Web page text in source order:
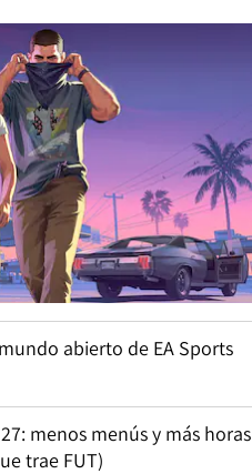
abierto de EA Sports
menos menús y más horas
trae FUT)